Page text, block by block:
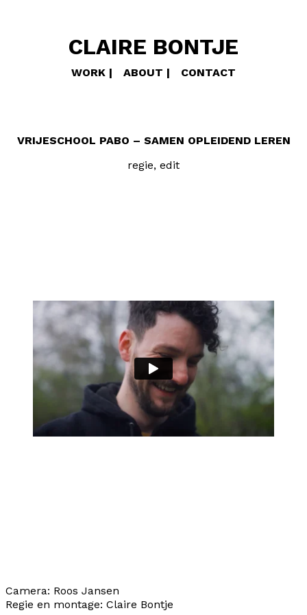
CLAIRE BONTJE
WORK ABOUT CONTACT
VRIJESCHOOL PABO – SAMEN OPLEIDEND LEREN
regie, edit
Camera: Roos Jansen
Regie en montage: Claire Bontje